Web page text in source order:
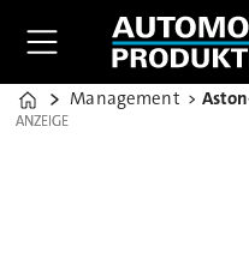
Home
Management
ANZEIGE
ANZEIGE